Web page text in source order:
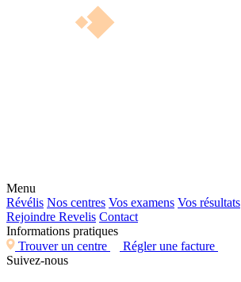
Menu
Révélis Nos centres Vos examens Vos résultats
Rejoindre Revelis Contact
Informations pratiques
Trouver un centre
Régler une facture
Suivez-nous